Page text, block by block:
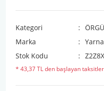
Kategori
Marka
Stok Kodu
* 43,37 TL den başlayan